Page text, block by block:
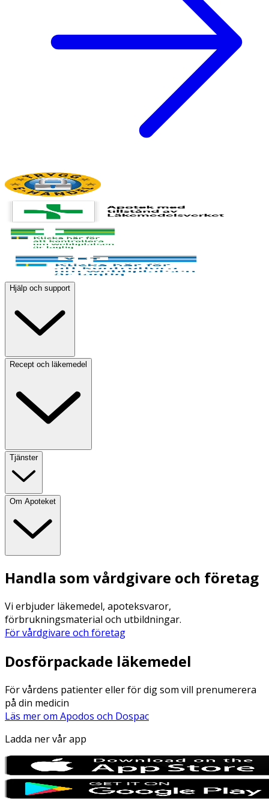
Hjälp och support
Recept och läkemedel
Tjänster
Om Apoteket
Handla som vårdgivare och företag
Vi erbjuder läkemedel, apoteksvaror,
förbrukningsmaterial och utbildningar.
För vårdgivare och företag
Dosförpackade läkemedel
För vårdens patienter eller för dig som vill prenumerera
på din medicin
Läs mer om Apodos och Dospac
Ladda ner vår app